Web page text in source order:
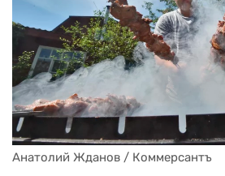
Анатолий Жданов / Коммерсантъ